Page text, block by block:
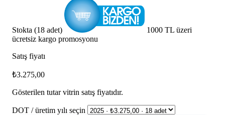
Stokta (18 adet)
1000 TL üzeri
ücretsiz kargo promosyonu
Satış fiyatı
₺3.275,00
Gösterilen tutar vitrin satış fiyatıdır.
DOT / üretim yılı seçin